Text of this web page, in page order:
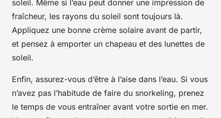
soleil. Même si l’eau peut donner une impression de
fraîcheur, les rayons du soleil sont toujours là.
Appliquez une bonne crème solaire avant de partir,
et pensez à emporter un chapeau et des lunettes de
soleil.
Enfin, assurez-vous d’être à l’aise dans l’eau. Si vous
n’avez pas l’habitude de faire du snorkeling, prenez
le temps de vous entraîner avant votre sortie en mer.